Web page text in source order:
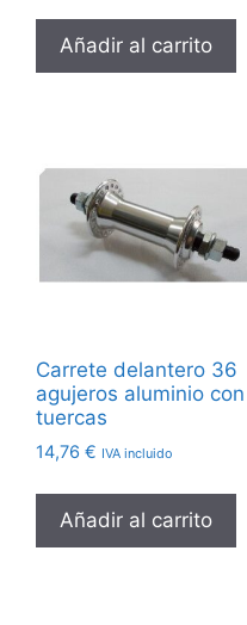
Añadir al carrito
Carrete delantero 36
agujeros aluminio con
tuercas
14,76 € IVA incluido
Añadir al carrito